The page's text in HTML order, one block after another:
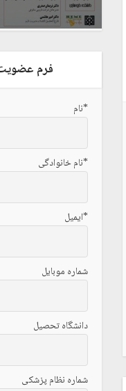
فرم
*نام
*نام خانوادگی
*ایمیل
شماره موبایل
دانشگاه تحصیل
شماره نظام پزشکی